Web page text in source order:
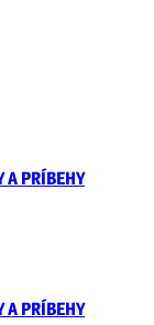
PRÍBEHY
PRÍBEHY